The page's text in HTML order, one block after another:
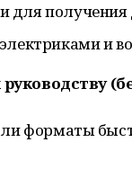
для
электриками и
форматы